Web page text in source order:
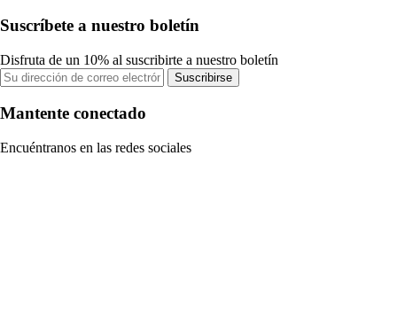
Suscríbete a nuestro boletín
Disfruta de un 10% al suscribirte a nuestro boletín
Suscribirse
Mantente conectado
Encuéntranos en las redes sociales